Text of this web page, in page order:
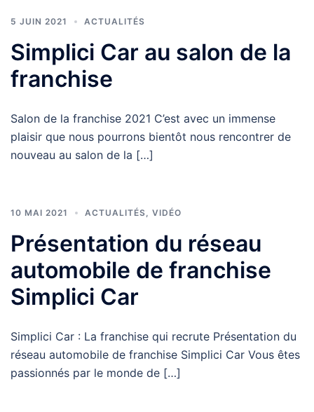
5 JUIN 2021 ACTUALITÉS
Simplici Car au salon de la
franchise
Salon de la franchise 2021 C’est avec un immense
plaisir que nous pourrons bientôt nous rencontrer de
nouveau au salon de la […]
10 MAI 2021 ACTUALITÉS VIDÉO
Présentation du réseau
automobile de franchise
Simplici Car
Simplici Car : La franchise qui recrute Présentation du
réseau automobile de franchise Simplici Car Vous êtes
passionnés par le monde de […]